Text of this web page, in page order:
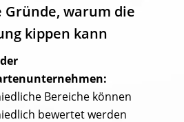
Gründe, warum die
kippen kann
Bereiche können
bewertet werden